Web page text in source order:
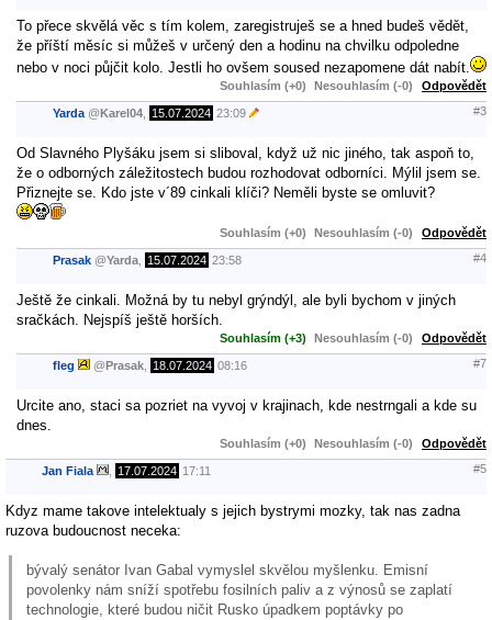
To přece skvělá věc s tím kolem, zaregistruješ se a hned budeš vědět,
že příští měsíc si můžeš v určený den a hodinu na chvilku odpoledne
nebo v noci půjčit kolo. Jestli ho ovšem soused nezapomene dát nabít.
Souhlasím (+0) Nesouhlasím (-0) Odpovědět
Yarda @Karel04 15.07.2024 23:09 #3
Od Slavného Plyšáku jsem si sliboval, když už nic jiného, tak aspoň to,
že o odborných záležitostech budou rozhodovat odborníci. Mýlil jsem se.
Přiznejte se. Kdo jste v´89 cinkali klíči? Neměli byste se omluvit?
Souhlasím (+0) Nesouhlasím (-0) Odpovědět
Prasak @Yarda 15.07.2024 23:58 #4
Ještě že cinkali. Možná by tu nebyl grýndýl, ale byli bychom v jiných
sračkách. Nejspíš ještě horších.
Souhlasím (+3) Nesouhlasím (-0) Odpovědět
fleg @Prasak 18.07.2024 08:16 #7
Urcite ano, staci sa pozriet na vyvoj v krajinach, kde nestrngali a kde su
dnes.
Souhlasím (+0) Nesouhlasím (-0) Odpovědět
Jan Fiala 17.07.2024 17:11 #5
Kdyz mame takove intelektualy s jejich bystrymi mozky, tak nas zadna
ruzova budoucnost neceka:
bývalý senátor Ivan Gabal vymyslel skvělou myšlenku. Emisní
povolenky nám sníží spotřebu fosilních paliv a z výnosů se zaplatí
technologie, které budou ničit Rusko úpadkem poptávky po